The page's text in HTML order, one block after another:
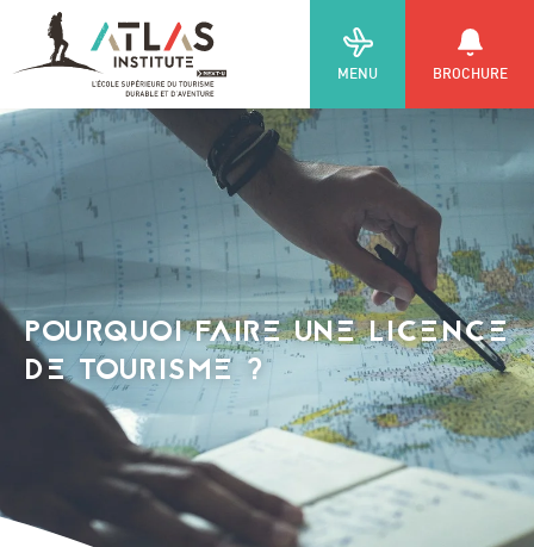
MENU BROCHURE
POURQUOI FAIRE UNE LICENCE
DE TOURISME ?